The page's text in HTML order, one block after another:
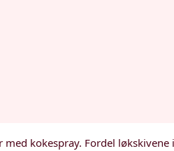
kokespray. Fordel løkskivene